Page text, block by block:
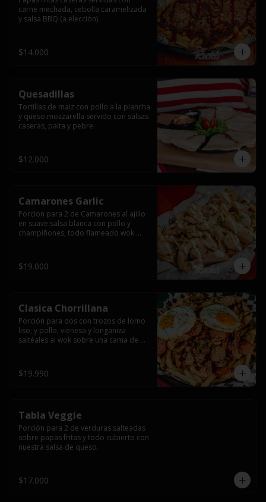
carne mechada, cebolla caramelizada
y salsa BBQ (a elección).
$14.000
Quesadillas
Tortillas de maiz con pollo a la plancha
y queso mozzarella servido con salsas
caseras, palta y pebre.
$12.000
Camarones Garlic
Porcion para 2 de Camarones al ajillo
en suave salsa blanca con pollo y
champiñones, todo flameado wok
$19.000
Clasica Chorrillana
Porción para dos con trozos de lomo
liso, y pollo, vienesa y longaniza
saltéales al wok sobre una cama de
$19.990
Tabla Veggie
Porción para 2 de verduras salteadas
sobre papas fritas y todo cubierto con
nuestra salsa de queso.
$17.000